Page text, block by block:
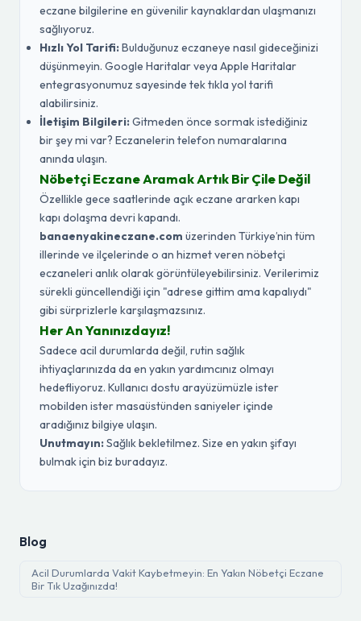
eczane bilgilerine en güvenilir kaynaklardan ulaşmanızı
sağlıyoruz.
Hızlı Yol Tarifi:Bulduğunuz eczaneye nasıl gideceğinizi
düşünmeyin. Google Haritalar veya Apple Haritalar
entegrasyonumuz sayesinde tek tıkla yol tarifi
alabilirsiniz.
İletişim Bilgileri:Gitmeden önce sormak istediğiniz
bir şey mi var? Eczanelerin telefon numaralarına
anında ulaşın.
Nöbetçi Eczane Aramak Artık Bir Çile Değil
Özellikle gece saatlerinde açık eczane ararken kapı
kapı dolaşma devri kapandı.
banaenyakineczane.com üzerinden Türkiye’nin tüm
illerinde ve ilçelerinde o an hizmet veren nöbetçi
eczaneleri anlık olarak görüntüleyebilirsiniz. Verilerimiz
sürekli güncellendiği için "adrese gittim ama kapalıydı"
gibi sürprizlerle karşılaşmazsınız.
Her An Yanınızdayız!
Sadece acil durumlarda değil, rutin sağlık
ihtiyaçlarınızda da en yakın yardımcınız olmayı
hedefliyoruz. Kullanıcı dostu arayüzümüzle ister
mobilden ister masaüstünden saniyeler içinde
aradığınız bilgiye ulaşın.
Unutmayın:Sağlık bekletilmez. Size en yakın şifayı
bulmak için biz buradayız.
Blog
Acil Durumlarda Vakit Kaybetmeyin: En Yakın Nöbetçi Eczane
Bir Tık Uzağınızda!